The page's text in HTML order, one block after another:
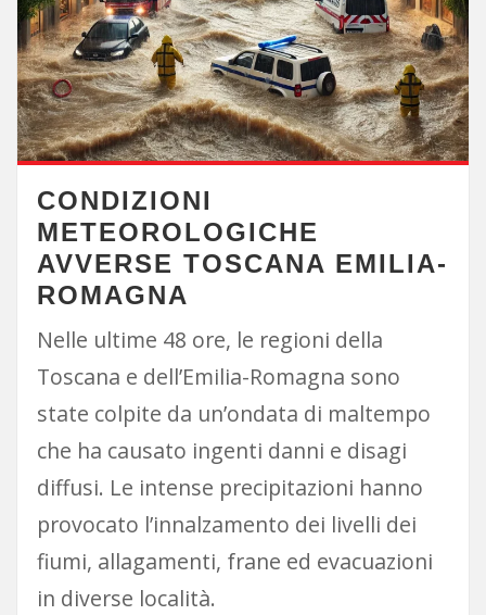
CONDIZIONI
METEOROLOGICHE
AVVERSE TOSCANA EMILIA-
ROMAGNA
Nelle ultime 48 ore, le regioni della
Toscana e dell’Emilia-Romagna sono
state colpite da un’ondata di maltempo
che ha causato ingenti danni e disagi
diffusi. Le intense precipitazioni hanno
provocato l’innalzamento dei livelli dei
fiumi, allagamenti, frane ed evacuazioni
in diverse località.